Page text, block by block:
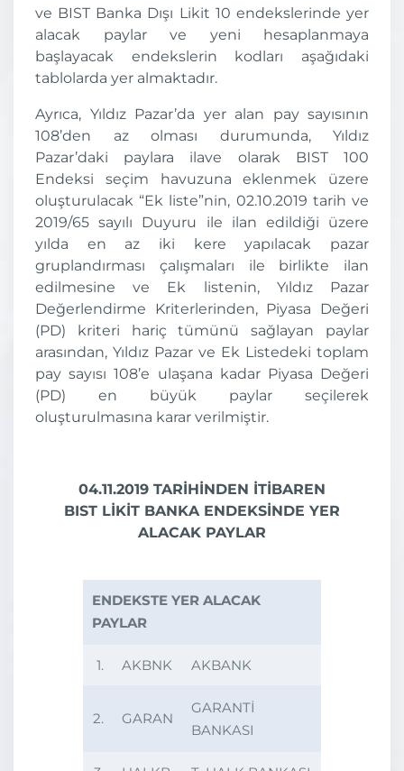
ve BIST Banka Dışı Likit 10 endekslerinde yer
alacak paylar ve yeni hesaplanmaya
başlayacak endekslerin kodları aşağıdaki
tablolarda yer almaktadır.
Ayrıca, Yıldız Pazar’da yer alan pay sayısının
108’den az olması durumunda, Yıldız
Pazar’daki paylara ilave olarak BIST 100
Endeksi seçim havuzuna eklenmek üzere
oluşturulacak “Ek liste”nin, 02.10.2019 tarih ve
2019/65 sayılı Duyuru ile ilan edildiği üzere
yılda en az iki kere yapılacak pazar
gruplandırması çalışmaları ile birlikte ilan
edilmesine ve Ek listenin, Yıldız Pazar
Değerlendirme Kriterlerinden, Piyasa Değeri
(PD) kriteri hariç tümünü sağlayan paylar
arasından, Yıldız Pazar ve Ek Listedeki toplam
pay sayısı 108’e ulaşana kadar Piyasa Değeri
(PD) en büyük paylar seçilerek
oluşturulmasına karar verilmiştir.
04.11.2019 TARİHİNDEN İTİBAREN
BIST LİKİT BANKA ENDEKSİNDE YER
ALACAK PAYLAR
ENDEKSTE YER ALACAK
PAYLAR
1. AKBNK AKBANK
2. GARAN
GARANTİ
BANKASI